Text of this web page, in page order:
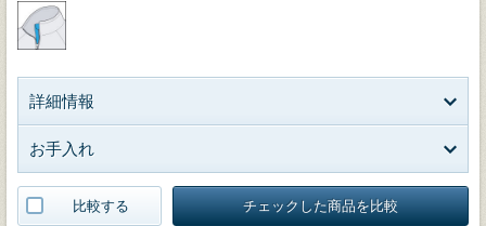
詳細情報
お手入れ
比較する チェックした商品を比較